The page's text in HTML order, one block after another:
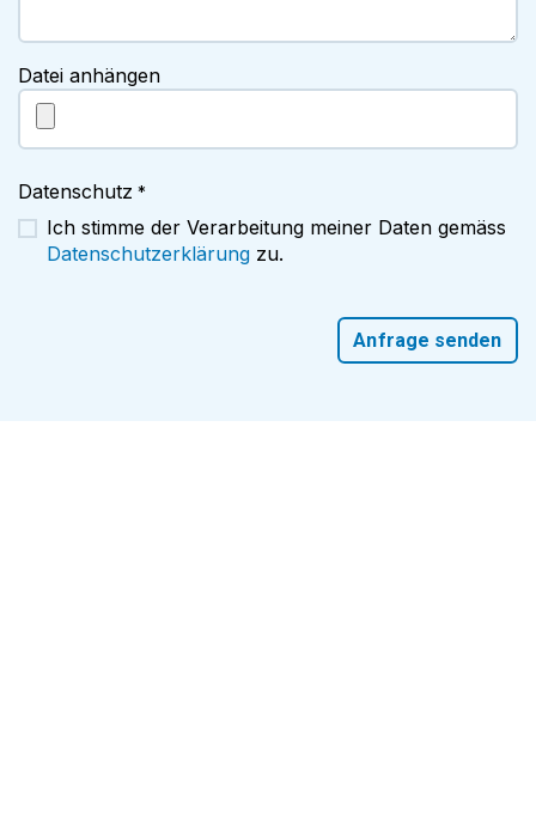
Datei anhängen
Datenschutz *
Ich stimme der Verarbeitung meiner Daten gemäss
Datenschutzerklärung zu.
Anfrage senden